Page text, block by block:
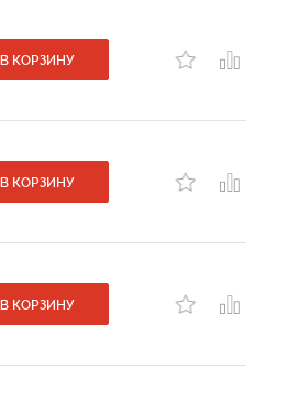
В КОРЗИНУ
В КОРЗИНУ
В КОРЗИНУ